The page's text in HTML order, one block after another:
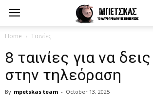
Home Ταινίες
8 ταινίες για να
στην τηλεόραση
By mpetskas team - October 13, 2025